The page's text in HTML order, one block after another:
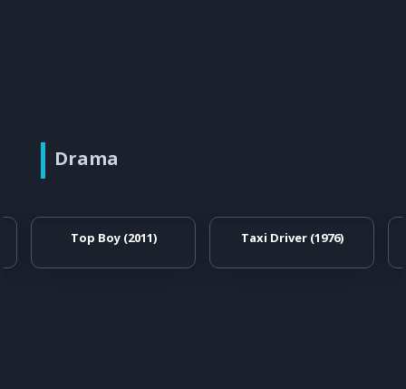
Drama
Top Boy (2011) Taxi Driver (1976)